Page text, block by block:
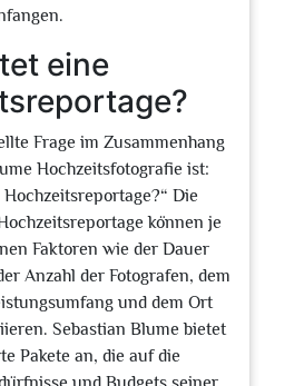
eine
Frage im Zusammenhang
Hochzeitsfotografie ist:
Hochzeitsreportage?“ Die
können je
Faktoren wie der Dauer
Anzahl der Fotografen, dem
und dem Ort
Sebastian Blume bietet
Pakete an, die auf die